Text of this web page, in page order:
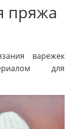
пряжа
варежек
для